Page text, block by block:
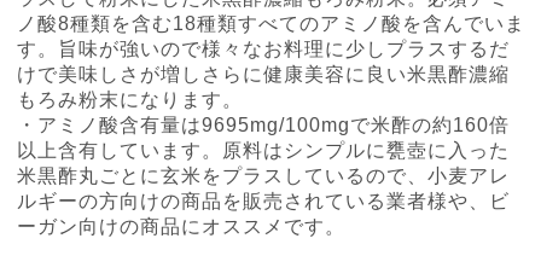
ノ酸8種類を含む18種類すべてのアミノ酸を含んでいま
す。旨味が強いので様々なお料理に少しプラスするだ
けで美味しさが増しさらに健康美容に良い米黒酢濃縮
もろみ粉末になります。
・ アミノ酸含有量は9695mg/100mgで米酢の約160倍
以上含有しています。原料はシンプルに甕壺に入った
米黒酢丸ごとに玄米をプラスしているので、小麦アレ
ルギーの方向けの商品を販売されている業者様や、ビ
ーガン向けの商品にオススメです。